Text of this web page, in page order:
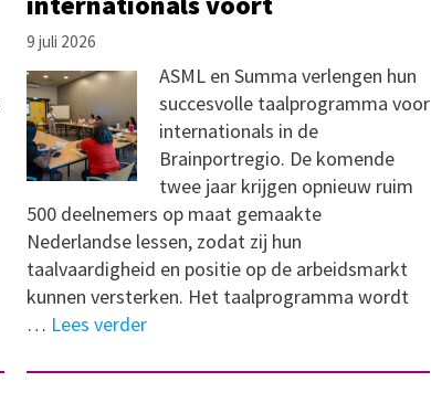
9 juli 2026
ASML en Summa verlengen hun
succesvolle taalprogramma voor
internationals in de
Brainportregio. De komende
twee jaar krijgen opnieuw ruim
500 deelnemers op maat gemaakte
Nederlandse lessen, zodat zij hun
taalvaardigheid en positie op de arbeidsmarkt
kunnen versterken. Het taalprogramma wordt
… Lees verder